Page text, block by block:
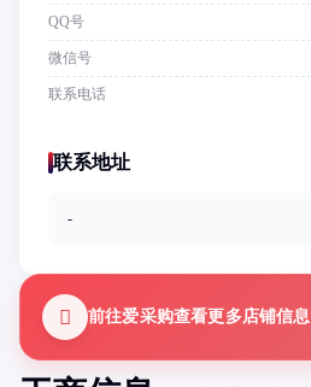
QQ号
微信号
联系电话
联系地址
-
前往爱采购查看更多店铺信息